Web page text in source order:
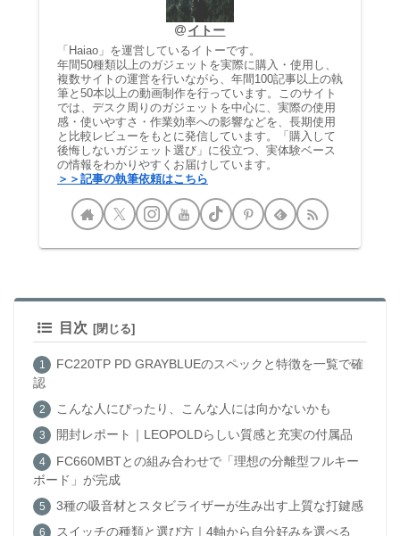
イトー
「Haiao」を運営しているイトーです。
年間50種類以上のガジェットを実際に購入・使用し、
複数サイトの運営を行いながら、年間100記事以上の執
筆と50本以上の動画制作を行っています。このサイト
では、デスク周りのガジェットを中心に、実際の使用
感・使いやすさ・作業効率への影響などを、長期使用
と比較レビューをもとに発信しています。「購入して
後悔しないガジェット選び」に役立つ、実体験ベース
の情報をわかりやすくお届けしています。
＞＞記事の執筆依頼はこちら
目次
FC220TP PD GRAYBLUEのスペックと特徴を一覧で確
認
こんな人にぴったり、こんな人には向かないかも
開封レポート｜LEOPOLDらしい質感と充実の付属品
FC660MBTとの組み合わせで「理想の分離型フルキー
ボード」が完成
3種の吸音材とスタビライザーが生み出す上質な打鍵感
スイッチの種類と選び方｜4軸から自分好みを選べる